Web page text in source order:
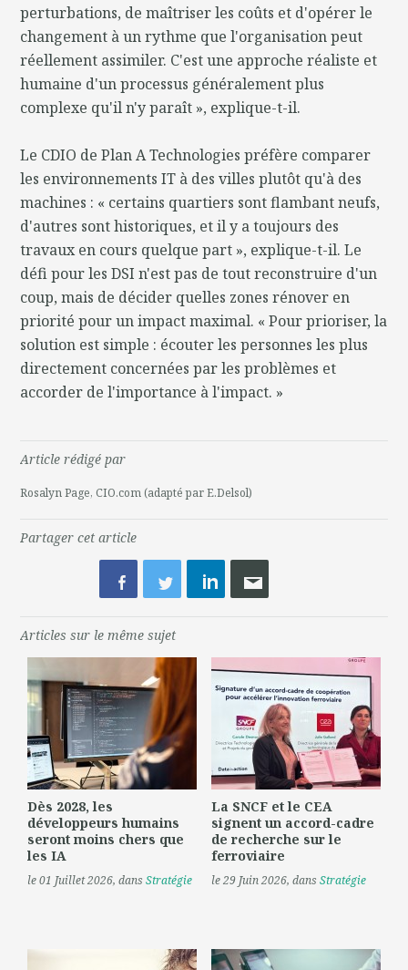
perturbations, de maîtriser les coûts et d'opérer le
changement à un rythme que l'organisation peut
réellement assimiler. C'est une approche réaliste et
humaine d'un processus généralement plus
complexe qu'il n'y paraît », explique-t-il.
Le CDIO de Plan A Technologies préfère comparer
les environnements IT à des villes plutôt qu'à des
machines : « certains quartiers sont flambant neufs,
d'autres sont historiques, et il y a toujours des
travaux en cours quelque part », explique-t-il. Le
défi pour les DSI n'est pas de tout reconstruire d'un
coup, mais de décider quelles zones rénover en
priorité pour un impact maximal. « Pour prioriser, la
solution est simple : écouter les personnes les plus
directement concernées par les problèmes et
accorder de l'importance à l'impact. »
Article rédigé par
Rosalyn Page, CIO.com (adapté par E.Delsol)
Partager cet article
Articles sur le même sujet
Dès 2028, les
développeurs humains
seront moins chers que
les IA
le 01 Juillet 2026, dansStratégie
La SNCF et le CEA
signent un accord-cadre
de recherche sur le
ferroviaire
le 29 Juin 2026, dansStratégie